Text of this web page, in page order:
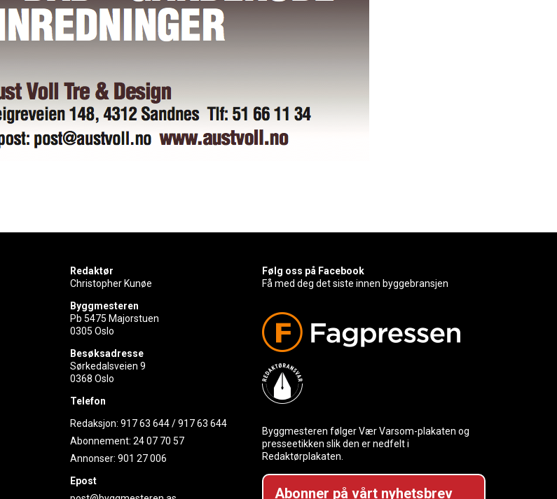
Redaktør
Christopher Kunøe
Byggmesteren
Pb 5475 Majorstuen
0305 Oslo
Besøksadresse
Sørkedalsveien 9
0368 Oslo
Telefon
Redaksjon:917 63 644/917 63 644
Abonnement:24 07 70 57
Annonser:901 27 006
Epost
Følg oss på Facebook
Få med deg det siste innen byggebransjen
Byggmesteren følger Vær Varsom-plakaten og
presseetikken slik den er nedfelt i
Redaktørplakaten.
Abonner på vårt nyhetsbrev